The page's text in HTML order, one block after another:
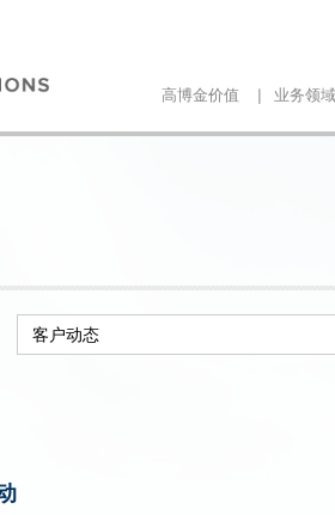
高博金价值 | 业务领域